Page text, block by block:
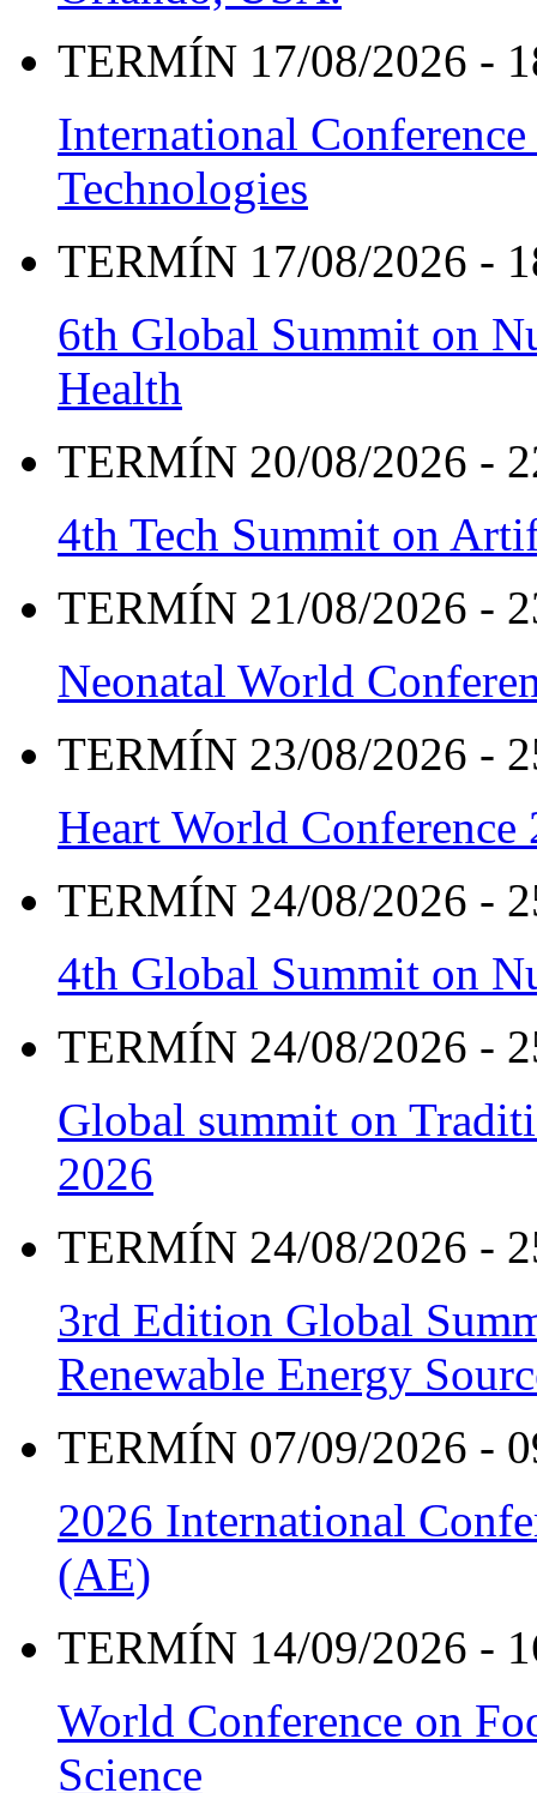
TERMÍN 17/08/2026 -
International
Technologies
TERMÍN 17/08/2026 -
6th Global Summit on
Health
TERMÍN 20/08/2026 -
4th Tech Summit on
TERMÍN 21/08/2026 -
Neonatal World
TERMÍN 23/08/2026 -
Heart World Conference
TERMÍN 24/08/2026 -
4th Global Summit on
TERMÍN 24/08/2026 -
Global summit on
2026
TERMÍN 24/08/2026 -
3rd Edition Global
Renewable Energy
TERMÍN 07/09/2026 -
2026 International
(AE)
TERMÍN 14/09/2026 -
World Conference on
Science